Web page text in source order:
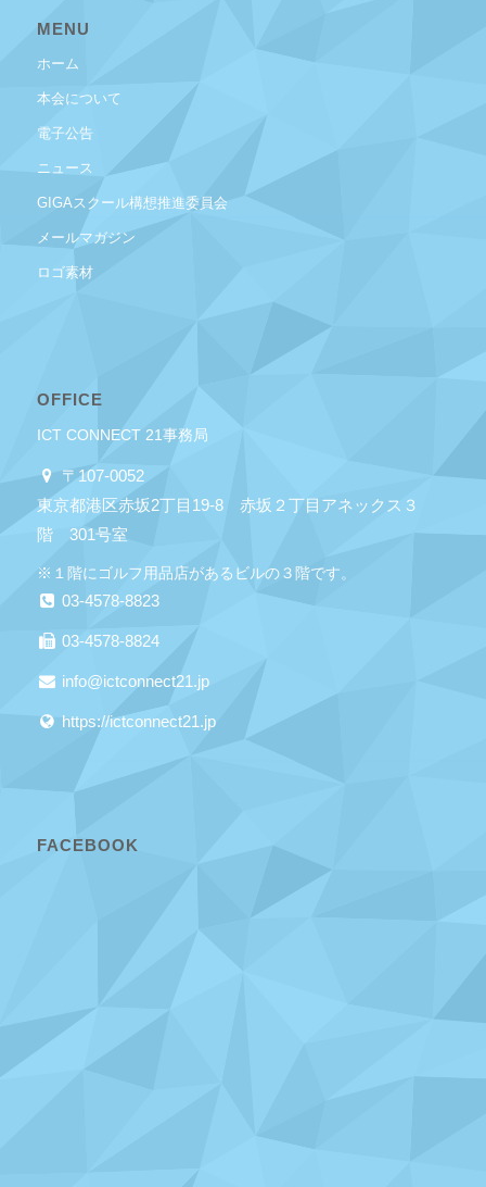
MENU
ホーム
本会について
電子公告
ニュース
GIGAスクール構想推進委員会
メールマガジン
ロゴ素材
OFFICE
ICT CONNECT 21事務局
〒107-0052
東京都港区赤坂2丁目19-8 赤坂２丁目アネックス３
階 301号室
※１階にゴルフ用品店があるビルの３階です。
03-4578-8823
03-4578-8824
info@ictconnect21.jp
https://ictconnect21.jp
FACEBOOK